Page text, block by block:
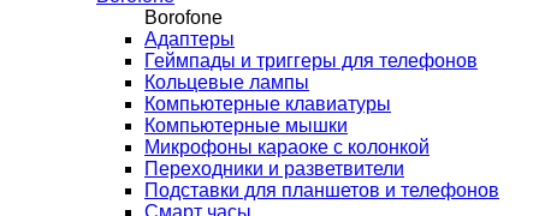
Borofone
Адаптеры
Геймпады и триггеры для телефонов
Кольцевые лампы
Компьютерные клавиатуры
Компьютерные мышки
Микрофоны караоке с колонкой
Переходники и разветвители
Подставки для планшетов и телефонов
Смарт часы